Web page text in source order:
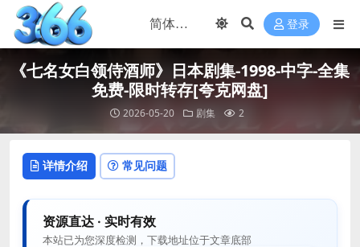
登录
《七名女白领侍酒师》日本剧集-1998-中字-全集
免费-限时转存[夸克网盘]
2026-05-20 剧集 2
详情介绍 常见问题
资源直达 · 实时有效
本站已为您深度检测，下载地址位于文章底部